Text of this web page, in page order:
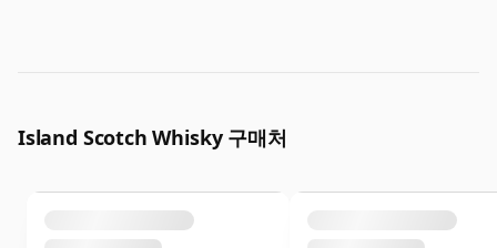
Island Scotch Whisky 구매처